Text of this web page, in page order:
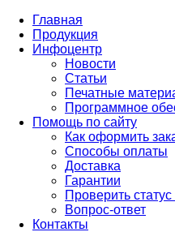
Главная
Продукция
Инфоцентр
Новости
Статьи
Печатные
Программное
Помощь по сайту
Как оформить
Способы оплаты
Доставка
Гарантии
Проверить статус
Вопрос-ответ
Контакты